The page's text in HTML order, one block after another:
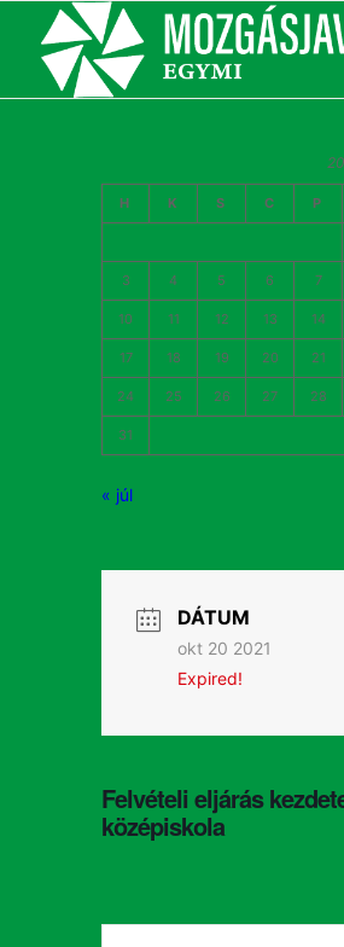
H K S C P
3 4 5 6 7
10 11 12 13 14
17 18 19 20 21
24 25 26 27 28
31
« júl
DÁTUM
okt 20 2021
Expired!
Felvételi eljárás
középiskola